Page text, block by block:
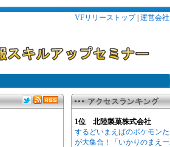
VFリリーストップ| 運営会社
1位 北陸製菓株式会社
するどいまえばのポケモン
が大集合！「いかりのまえ